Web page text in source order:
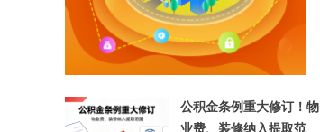
公积金条例重大修订！物
业费、装修纳入提取范